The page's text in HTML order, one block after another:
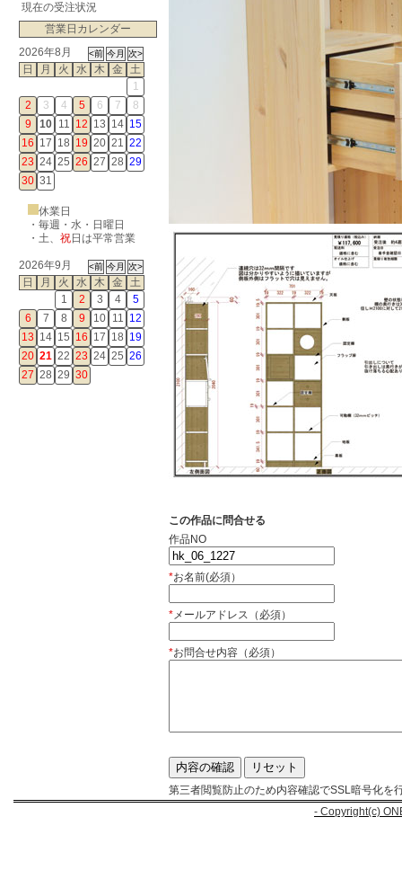
現在の受注状況
営業日カレンダー
2026年8月
日
月 火 水 木 金
土
1
2
3 4 5 6 7
8
9
10 11 12 13 14 15
16 17 18 19 20 21 22
23 24 25 26 27 28 29
30 31
休業日
・毎週・水・日曜日
・ 土、 祝日は平常営業
2026年9月
日
月 火 水 木 金
土
1
2 3 4
5
6
7 8 9 10 11 12
13 14 15 16 17 18 19
20 21 22 23 24 25 26
27 28 29 30
この作品に問合せる
作品NO
*お名前(必須）
*メールアドレス（必須）
*お問合せ内容（必須）
第三者閲覧防止のため内容確認でSSL暗号化を
- Copyright(c)